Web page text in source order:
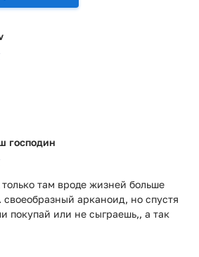
господин
там вроде жизней больше
арканоид, но спустя
покупай или не сыграешь,, а так